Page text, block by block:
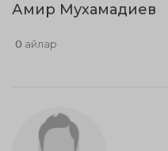
Амир Мухамадиев
0 айлар